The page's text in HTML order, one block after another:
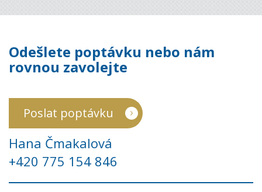
Odešlete poptávku nebo nám
rovnou zavolejte
Poslat poptávku
Hana Čmakalová
+420 775 154 846